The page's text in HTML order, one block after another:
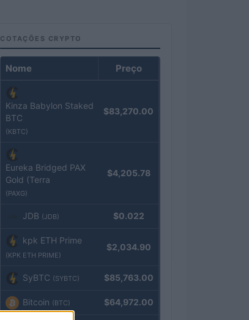
COTAÇÕES CRYPTO
Nome Preço
Kinza Babylon Staked
BTC
(KBTC)
$83,270.00
Eureka Bridged PAX
Gold (Terra
(PAXG)
$4,205.78
JDB (JDB) $0.022
kpk ETH Prime
(KPK ETH PRIME)
$2,034.90
SyBTC (SYBTC) $85,763.00
Bitcoin (BTC) $64,972.00